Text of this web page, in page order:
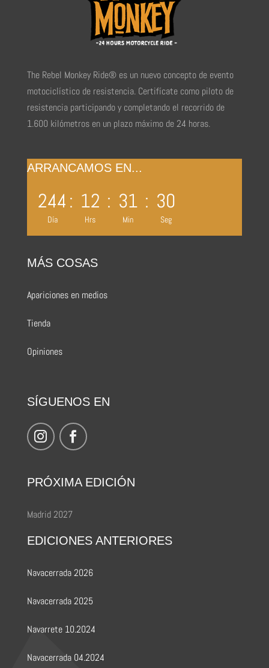
The Rebel Monkey Ride® es un nuevo concepto de evento
motociclístico de resistencia. Certifícate como piloto de
resistencia participando y completando el recorrido de
1.600 kilómetros en un plazo máximo de 24 horas.
ARRANCAMOS EN...
244
Día
: 12
Hrs
: 31
Min
: 29
Seg
MÁS COSAS
Apariciones en medios
Tienda
Opiniones
SÍGUENOS EN
PRÓXIMA EDICIÓN
Madrid 2027
EDICIONES ANTERIORES
Navacerrada 2026
Navacerrada 2025
Navarrete 10.2024
Navacerrada 04.2024